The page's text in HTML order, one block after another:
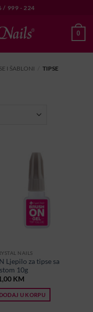
/ 999 - 224
0
I ŠABLONI TIPSE
NAILS
Ljepilo za tipse sa
10g
KM
DODAJ U KORPU